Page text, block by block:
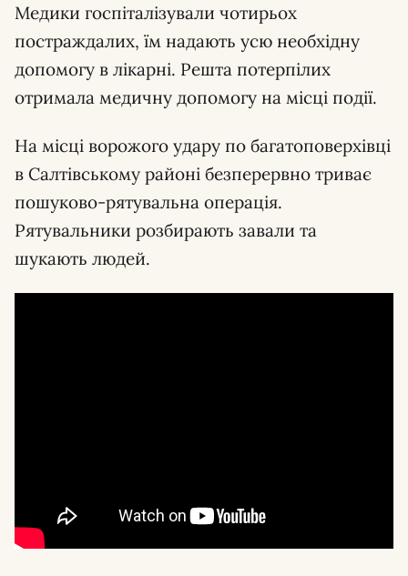
Медики госпіталізували чотирьох
постраждалих, їм надають усю необхідну
допомогу в лікарні. Решта потерпілих
отримала медичну допомогу на місці події.
На місці ворожого удару по багатоповерхівці
в Салтівському районі безперервно триває
пошуково-рятувальна операція.
Рятувальники розбирають завали та
шукають людей.